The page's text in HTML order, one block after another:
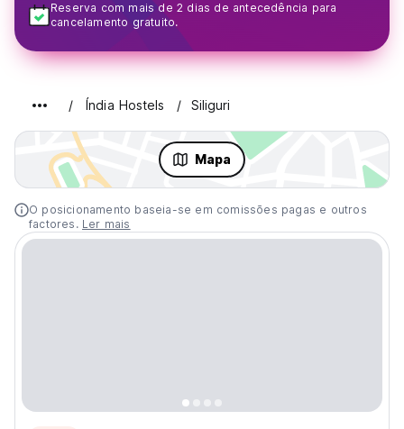
Reserva com mais de 2 dias de antecedência para
cancelamento gratuito.
Índia Hostels Siliguri
Mapa
O posicionamento baseia-se em comissões pagas e outros
factores. Ler mais